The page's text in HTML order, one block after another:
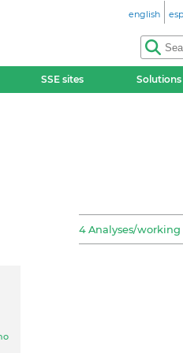
english
SSE sites
4 Analyses/